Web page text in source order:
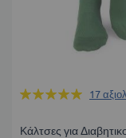
Βαθμολογία:
17
Κάλτσες για